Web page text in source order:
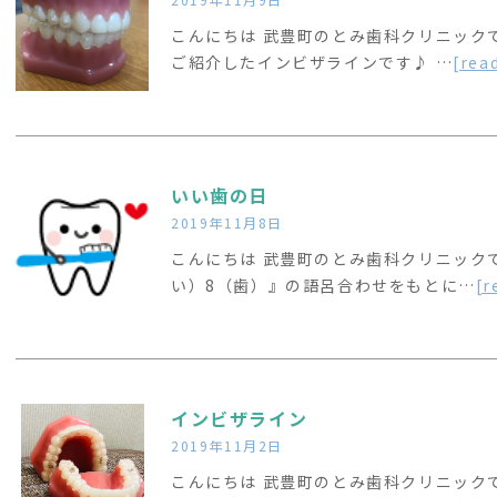
こんにちは 武豊町のとみ歯科クリニッ
ご紹介したインビザラインです♪ …
いい歯の日
2019年11月8日
こんにちは 武豊町のとみ歯科クリニッ
い）8（歯）』の語呂合わせをもとに…
インビザライン
2019年11月2日
こんにちは 武豊町のとみ歯科クリニッ